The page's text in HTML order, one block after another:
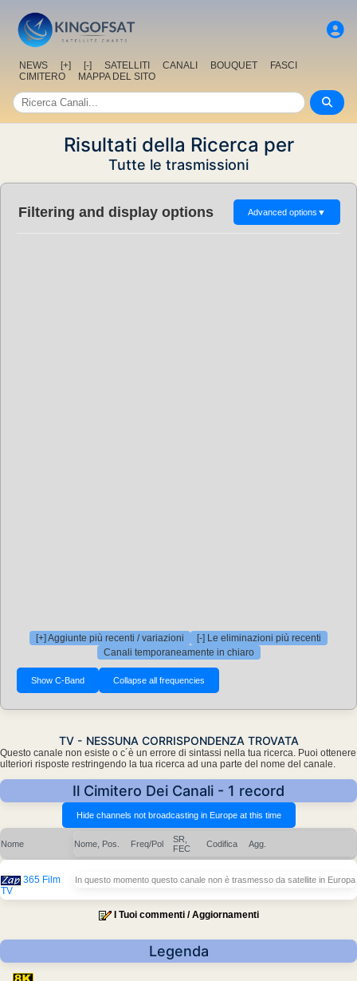
NEWS [+] [-] SATELLITI CANALI BOUQUET
FASCI
CIMITERO
MAPPA DEL SITO
Risultati della Ricerca per
Tutte le trasmissioni
Filtering and display options Advanced options ▼
[+] Aggiunte più recenti / variazioni
[-] Le eliminazioni più recenti
Canali temporaneamente in chiaro
TV - NESSUNA CORRISPONDENZA TROVATA
Questo canale non esiste o c´è un errore di sintassi nella tua ricerca. Puoi ottenere
ulteriori risposte restringendo la tua ricerca ad una parte del nome del canale.
Il Cimitero Dei Canali - 1 record
Nome Nome, Pos. Freq/Pol
SR,
FEC
Codifica Agg.
365 Film
TV
In questo momento questo canale non è trasmesso da satellite in Europa
I Tuoi commenti / Aggiornamenti
Legenda